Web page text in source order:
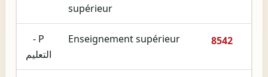
supérieur
8542
Enseignement supérieur
P -
التعليم